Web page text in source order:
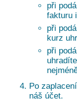
při
fakturu
při
kurz
při
Po
náš účet.